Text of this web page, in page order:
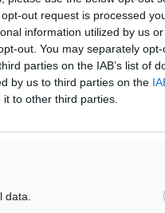
out request is processed
information utilized by us
out. You may separately
parties on the IAB’s list of
by us to third parties on the
to other third parties.
διασταύρωση της…
Δεν θα λειτουργούν οι
σηματοδότες στον κόμβο
Νεκταρίου στην Εθνική
σύμβασης…